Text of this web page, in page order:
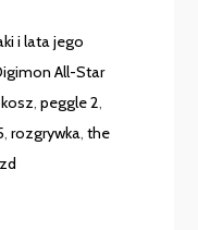
i lata jego
All-Star
,peggle 2,
,rozgrywka,the